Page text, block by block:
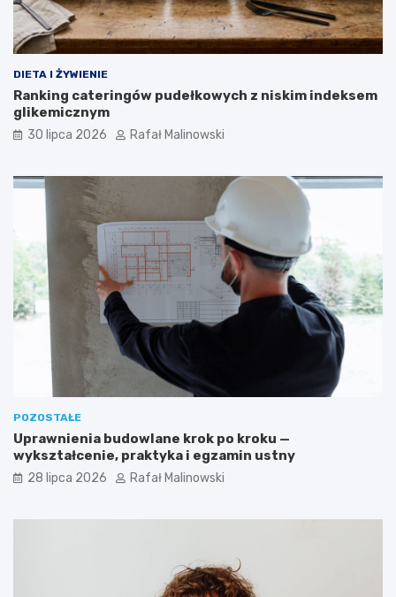
DIETA I ŻYWIENIE
Ranking cateringów pudełkowych z niskim indeksem
glikemicznym
30 lipca 2026 Rafał Malinowski
POZOSTAŁE
Uprawnienia budowlane krok po kroku —
wykształcenie, praktyka i egzamin ustny
28 lipca 2026 Rafał Malinowski